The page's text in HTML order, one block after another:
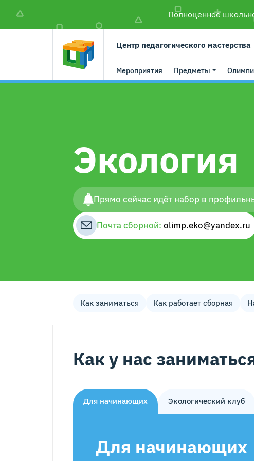
Полноценное
Центр педагогического мастерства
Мероприятия Предметы
Экология
Прямо сейчас идёт набор в
Почта сборной: olimp.eko@yandex.ru
Как заниматься Как работает сборная
Как у нас
Для начинающих Экологический клуб
Для начинающих